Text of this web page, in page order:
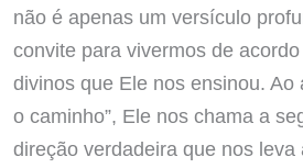
não é apenas um versículo
convite para vivermos de
divinos que Ele nos ensinou. Ao
o caminho”, Ele nos chama a
direção verdadeira que nos